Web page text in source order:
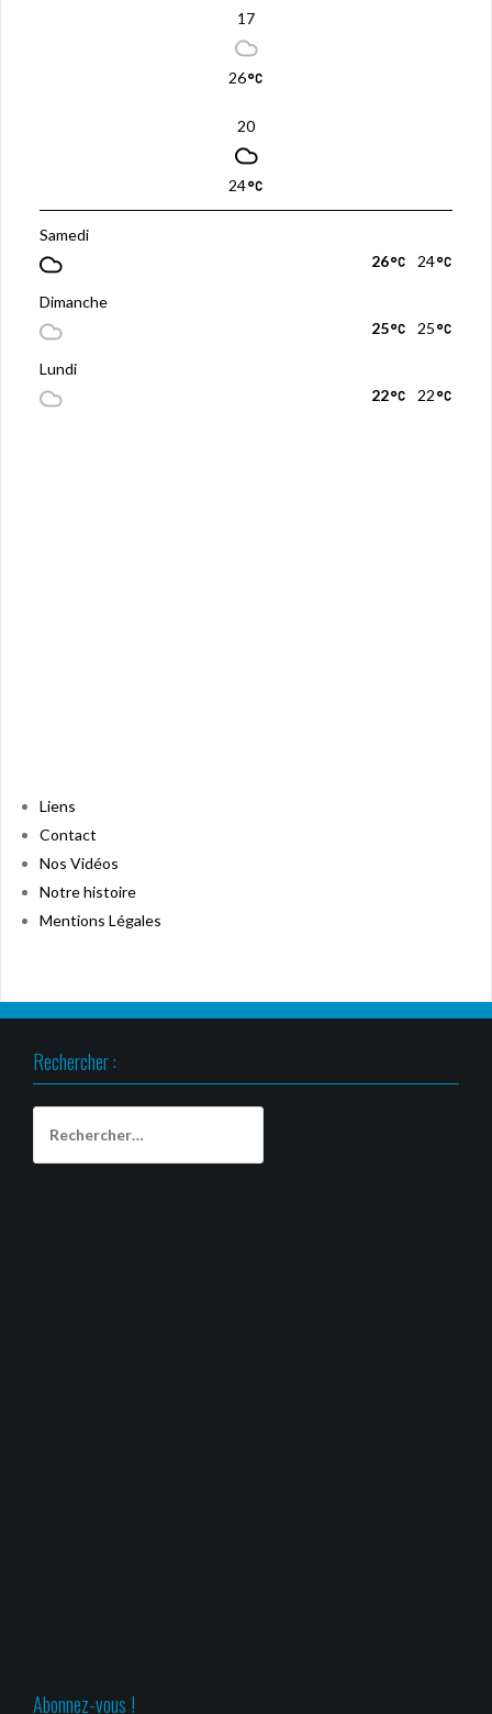
17
26
20
24
Samedi
24
26
Dimanche
25
25
Lundi
22
22
Liens
Contact
Nos Vidéos
Notre histoire
Mentions Légales
Rechercher :
Abonnez-vous !